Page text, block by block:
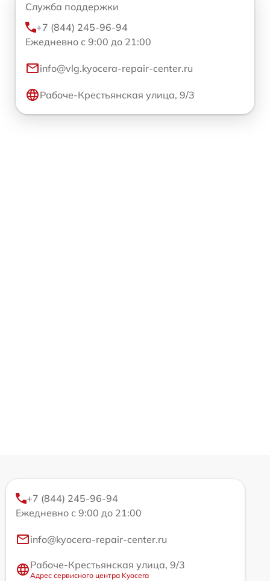
Служба поддержки
+7 (844) 245-96-94
Ежедневно с 9:00 до 21:00
info@vlg.kyocera-repair-center.ru
Рабоче-Крестьянская улица, 9/3
+7 (844) 245-96-94
Ежедневно с 9:00 до 21:00
info@kyocera-repair-center.ru
Рабоче-Крестьянская улица, 9/3
Адрес сервисного центра Kyocera